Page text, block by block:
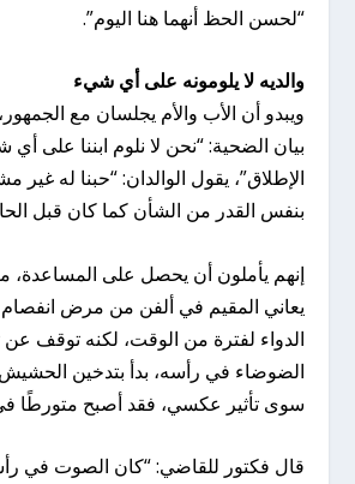
“لحسن الحظ أنهما هنا اليوم”.
والديه لا يلومونه على أي شيء
ويبدو أن الأب والأم يجلسان مع
بيان الضحية: “نحن لا نلوم ابننا على
الإطلاق”، يقول الوالدان: “حبنا له غير
بنفس القدر من الشأن كما كان قبل
يعاني المقيم في ألفن من مرض
الدواء لفترة من الوقت، لكنه توقف عن
الضوضاء في رأسه، بدأ بتدخين
سوى تأثير عكسي، فقد أصبح متورطًا في
قال فكتور للقاضي: “كان الصوت في